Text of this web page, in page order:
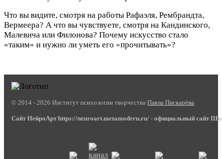
Что вы видите, смотря на работы Рафаэля, Рембрандта,
Вермеера? А что вы чувствуете, смотря на Кандинского,
Малевича или Филонова? Почему искусство стало
«таким» и нужно ли уметь его «прочитывать»?
© 2014 - 2026 Институт психологии творчества Павла Пискарёва
Сайт НейроАрт https://neuroart.metamodern.ru/ - официальный сайт